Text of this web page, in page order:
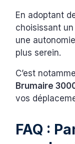
En adoptant
choisissant
une
plus serein.
C’est
Brumaire
vos
FAQ :